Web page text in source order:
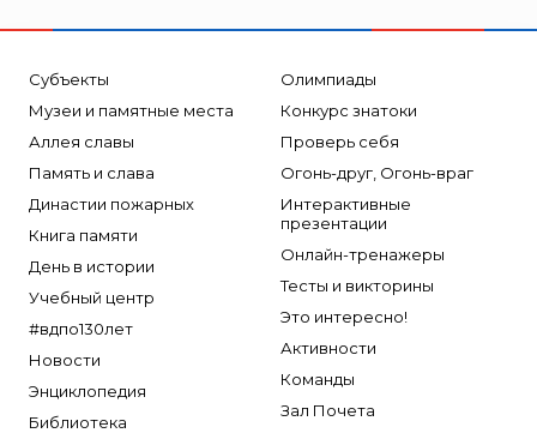
Субъекты
Музеи и памятные места
Аллея славы
Память и слава
Династии пожарных
Книга памяти
День в истории
Учебный центр
#вдпо130лет
Новости
Энциклопедия
Библиотека
Олимпиады
Конкурс знатоки
Проверь себя
Огонь-друг, Огонь-враг
Интерактивные
презентации
Онлайн-тренажеры
Тесты и викторины
Это интересно!
Активности
Команды
Зал Почета